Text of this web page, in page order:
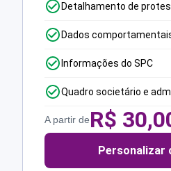
Detalhamento de
Dados
Informações do SPC
Quadro societário e
A partir deR$
Personalizar